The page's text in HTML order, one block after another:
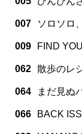
007 ソロソロ
009 FIND
062 散歩のレ
064 まだ見ぬ
066 BACK